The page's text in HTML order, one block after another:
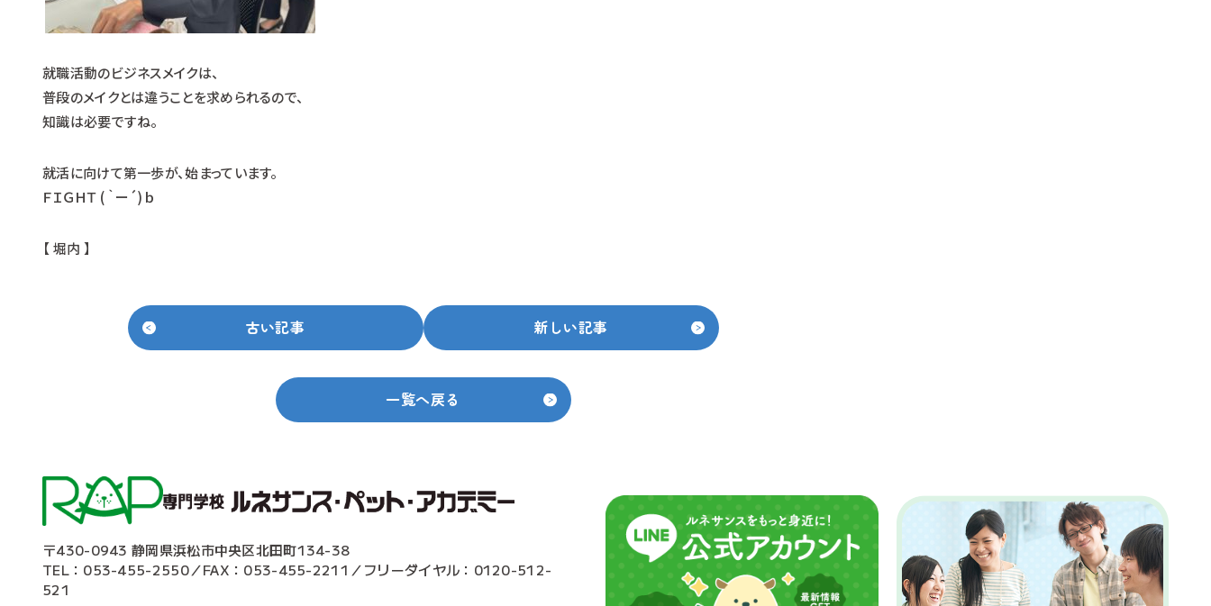
就職活動のビジネスメイクは、
普段のメイクとは違うことを求められるので、
知識は必要ですね。
就活に向けて第一歩が、始まっています。
ＦＩＧＨＴ ( ｀ー´)ｂ
【 堀内 】
古い記事 新しい記事
一覧へ戻る
〒430-0943 静岡県浜松市中央区北田町134-38
TEL：053-455-2550／FAX：053-455-2211／フリーダイヤル：0120-512-
521